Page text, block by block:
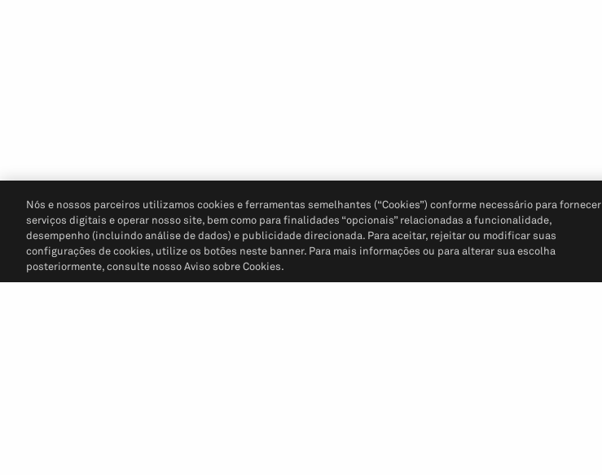
Nós e nossos parceiros utilizamos cookies e ferramentas semelhantes (“Cookies”) conforme necessário para fornecer
serviços digitais e operar nosso site, bem como para finalidades “opcionais” relacionadas a funcionalidade,
desempenho (incluindo análise de dados) e publicidade direcionada. Para aceitar, rejeitar ou modificar suas
configurações de cookies, utilize os botões neste banner. Para mais informações ou para alterar sua escolha
posteriormente, consulte nosso Aviso sobre Cookies.